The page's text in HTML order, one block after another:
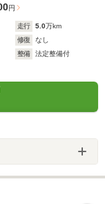
円
走行 5.0万km
修復
なし
整備
法定整備付